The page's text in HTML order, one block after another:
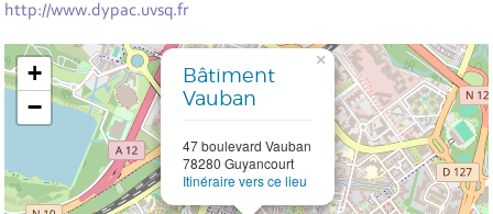
http://www.dypac.uvsq.fr
Bâtiment
Vauban
47 boulevard Vauban
78280 Guyancourt
Itinéraire vers ce lieu
×
+
−